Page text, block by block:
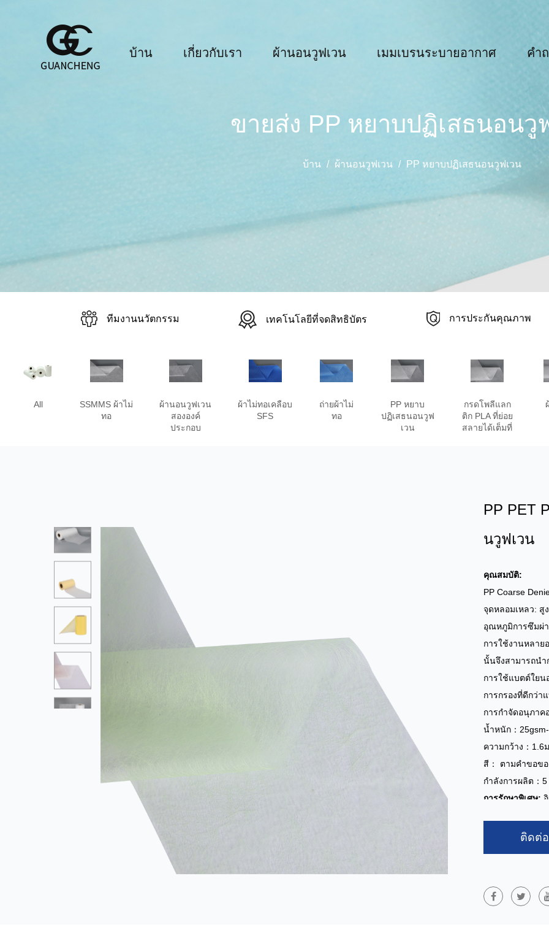
บ้าน
เกี่ยวกับเรา ผ้านอนวูฟเวน เมมเบรนระบายอากาศ คำ
ขายส่ง PP หยาบปฏิเสธนอนวู
บ้าน / ผ้านอนวูฟเวน / PP หยาบปฏิเสธนอนวูฟเวน
ทีมงานนวัตกรรม เทคโนโลยีที่จดสิทธิบัตร การประกันคุณภาพ
All
SSMMS ผ้าไม่
ทอ
ผ้านอนวูฟเวน
สององค์
ประกอบ
ผ้าไม่ทอเคลือบ
SFS
ถ่ายผ้าไม่
ทอ
PP หยาบ
ปฏิเสธนอนวูฟ
เวน
กรดโพลีแลก
ติก PLA ที่ย่อย
สลายได้เต็มที่
PP PET
นวูฟเวน
คุณสมบัติ:
PP Coarse
จุดหลอมเหลว: สู
อุณหภูมิการซึมผ่
การใช้งานหลาย
นั้นจึงสามารถนำ
การใช้แบตต์ใย
การกรองที่ดีกว่า
การกำจัดอนุภาค
น้ำหนัก：
ความกว้าง：1.6ม
สี： ตามคำขอข
กำลังการผลิต：
การรักษาพิเศษ:
อากาศรถยนต์
สนับสนุนและการ
ติดต่อ